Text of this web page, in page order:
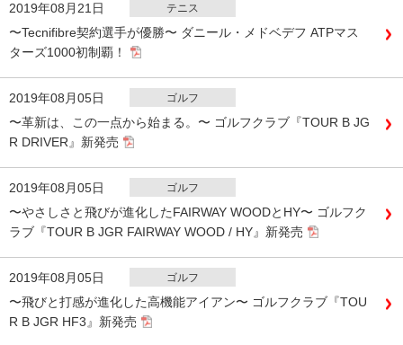
2019年08月21日 テニス
〜Tecnifibre契約選手が優勝〜 ダニール・メドベデフ ATPマス
ターズ1000初制覇！
2019年08月05日 ゴルフ
〜革新は、この一点から始まる。〜 ゴルフクラブ『TOUR B JG
R DRIVER』新発売
2019年08月05日 ゴルフ
〜やさしさと飛びが進化したFAIRWAY WOODとHY〜 ゴルフク
ラブ『TOUR B JGR FAIRWAY WOOD / HY』新発売
2019年08月05日 ゴルフ
〜飛びと打感が進化した高機能アイアン〜 ゴルフクラブ『TOU
R B JGR HF3』新発売